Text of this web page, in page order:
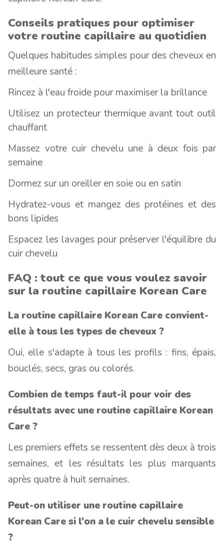
Conseils pratiques pour optimiser
votre routine capillaire au quotidien
Quelques habitudes simples pour des cheveux en
meilleure santé :
Rincez à l'eau froide pour maximiser la brillance
Utilisez un protecteur thermique avant tout outil
chauffant
Massez votre cuir chevelu une à deux fois par
semaine
Dormez sur un oreiller en soie ou en satin
Hydratez-vous et mangez des protéines et des
bons lipides
Espacez les lavages pour préserver l'équilibre du
cuir chevelu
FAQ : tout ce que vous voulez savoir
sur la routine capillaire Korean Care
La routine capillaire Korean Care convient-
elle à tous les types de cheveux ?
Oui, elle s'adapte à tous les profils : fins, épais,
bouclés, secs, gras ou colorés.
Combien de temps faut-il pour voir des
résultats avec une routine capillaire Korean
Care ?
Les premiers effets se ressentent dès deux à trois
semaines, et les résultats les plus marquants
après quatre à huit semaines.
Peut-on utiliser une routine capillaire
Korean Care si l'on a le cuir chevelu sensible
?